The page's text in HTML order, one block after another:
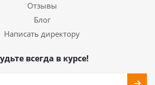
Отзывы
Блог
Написать директору
всегда в курсе!